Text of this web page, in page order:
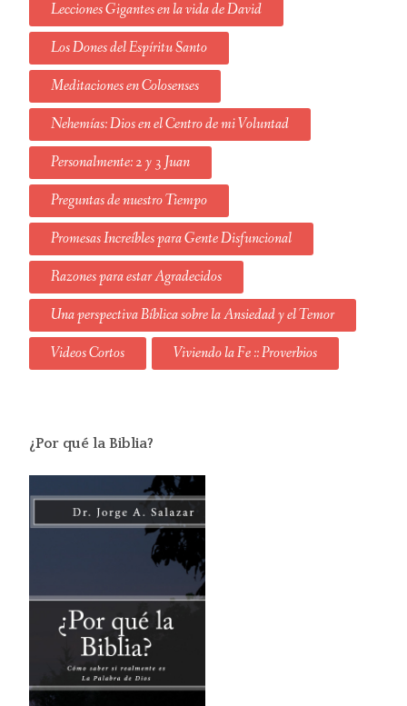
Lecciones Gigantes en la vida de David
Los Dones del Espíritu Santo
Meditaciones en Colosenses
Nehemías: Dios en el Centro de mi Voluntad
Personalmente: 2 y 3 Juan
Preguntas de nuestro Tiempo
Promesas Increíbles para Gente Disfuncional
Razones para estar Agradecidos
Una perspectiva Bíblica sobre la Ansiedad y el Temor
Videos Cortos
Viviendo la Fe :: Proverbios
¿Por qué la Biblia?